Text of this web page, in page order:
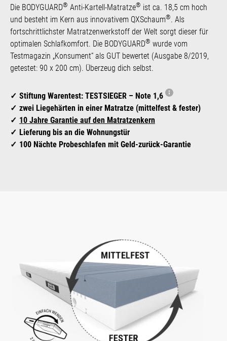
Die BODYGUARD® Anti-Kartell-Matratze® ist ca. 18,5 cm hoch
und besteht im Kern aus innovativem QXSchaum®. Als
fortschrittlichster Matratzen­werk­stoff der Welt sorgt dieser für
optimalen Schlafkomfort. Die BODYGUARD® wurde vom
Testmagazin „Konsument“ als GUT bewertet (Ausgabe 8/2019,
getestet: 90 x 200 cm). Überzeug dich selbst.
Stiftung Warentest: TESTSIEGER – Note 1,6
zwei Liegehärten in einer Matratze (mittelfest & fester)
10 Jahre Garantie auf den Matratzenkern
Lieferung bis an die Wohnungstür
100 Nächte Probeschlafen mit Geld-zurück-Garantie